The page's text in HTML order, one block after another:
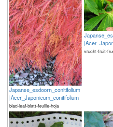
Japanse_esdoorn_conitifolium
|Acer_Japonicum_conitifolium
blad-leaf-blatt-feuille-hoja
vrucht-fruit-